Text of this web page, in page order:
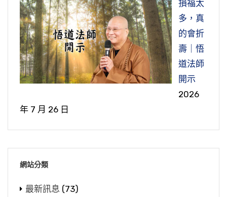
損福太
多，真
的會折
壽｜悟
道法師
開示
2026
年 7 月 26 日
網站分類
最新訊息 (73)